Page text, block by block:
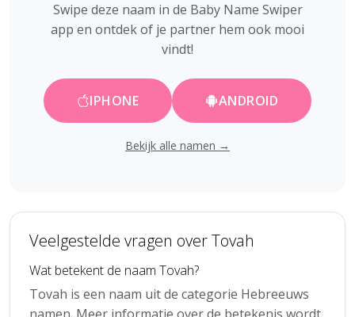
Swipe deze naam in de Baby Name Swiper
app en ontdek of je partner hem ook mooi
vindt!
IPHONE ANDROID
Bekijk alle namen →
Veelgestelde vragen over Tovah
Wat betekent de naam Tovah?
Tovah is een naam uit de categorie Hebreeuws
namen. Meer informatie over de betekenis wordt